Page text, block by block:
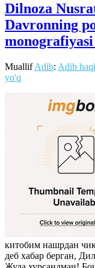
Dilnoza
Davronning
MuallifAdib: Adib
yo'q
китобим нашрдан
деб хабар берган,